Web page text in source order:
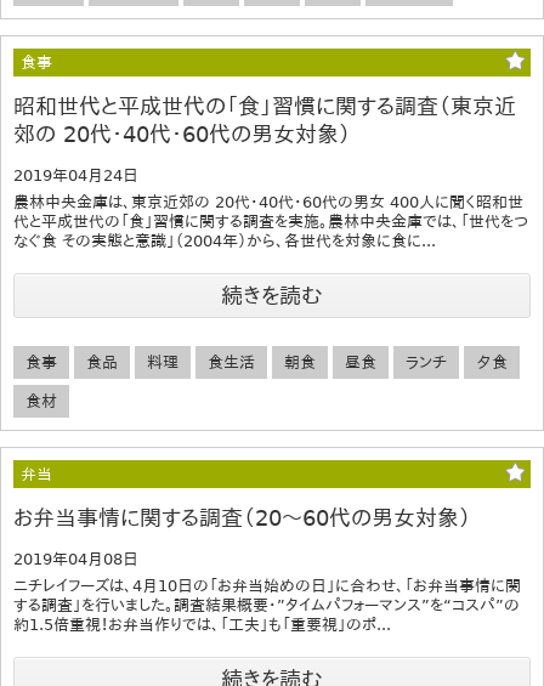
食事
昭和世代と平成世代の「食」習慣に関する調査（東京近
郊の 20代・40代・60代の男女対象）
2019年04月24日
農林中央金庫は、東京近郊の 20代・40代・60代の男女 400人に聞く昭和世
代と平成世代の「食」習慣に関する調査を実施。農林中央金庫では、「世代をつ
なぐ食 その実態と意識」（2004年）から、各世代を対象に食に...
続きを読む
食事 食品 料理 食生活 朝食 昼食 ランチ 夕食
食材
弁当
お弁当事情に関する調査（20～60代の男女対象）
2019年04月08日
ニチレイフーズは、4月10日の「お弁当始めの日」に合わせ、「お弁当事情に関
する調査」を行いました。調査結果概要・”タイムパフォーマンス”を“コスパ”の
約1.5倍重視！お弁当作りでは、「工夫」も「重要視」のポ...
続きを読む